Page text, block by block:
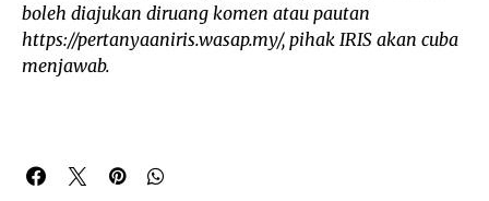
boleh diajukan diruang komen atau pautan
https://pertanyaaniris.wasap.my/, pihak IRIS akan cuba
menjawab.